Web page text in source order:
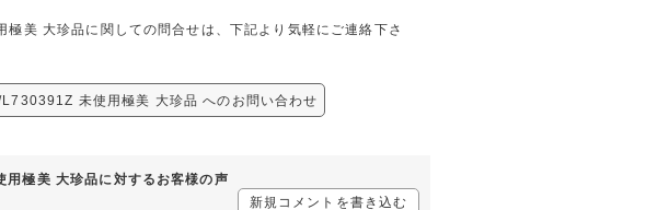
美 大珍品に関しての問合せは、下記より気軽にご連絡下さ
未使用極美 大珍品 へのお問い合わせ
極美 大珍品に対するお客様の声
新規コメントを書き込む